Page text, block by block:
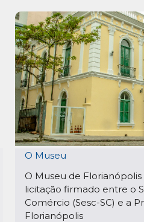
O Museu
O Museu de
licitação firmado entre o
Comércio (Sesc-SC) e a
Florianópolis